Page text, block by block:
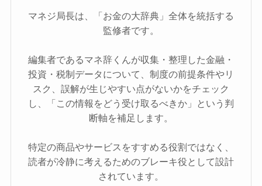
マネジ局長は、「お金の大辞典」全体を統括する
監修者です。
編集者であるマネ辞くんが収集・整理した金融・
投資・税制データについて、制度の前提条件やリ
スク、誤解が生じやすい点がないかをチェック
し、「この情報をどう受け取るべきか」という判
断軸を補足します。
特定の商品やサービスをすすめる役割ではなく、
読者が冷静に考えるためのブレーキ役として設計
されています。